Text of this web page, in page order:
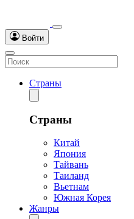
Войти
Страны
Страны
Китай
Япония
Тайвань
Таиланд
Вьетнам
Южная Корея
Жанры